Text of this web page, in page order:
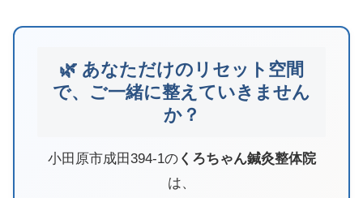
🌿 あなただけのリセット空間
で、ご一緒に整えていきません
か？
小田原市成田394-1のくろちゃん鍼灸整体院
は、